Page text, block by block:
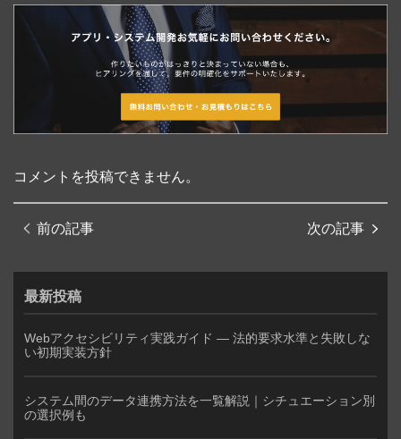
コメントを投稿できません。
前の記事 次の記事
最新投稿
Webアクセシビリティ実践ガイド — 法的要求水準と失敗しな
い初期実装方針
システム間のデータ連携方法を一覧解説｜シチュエーション別
の選択例も